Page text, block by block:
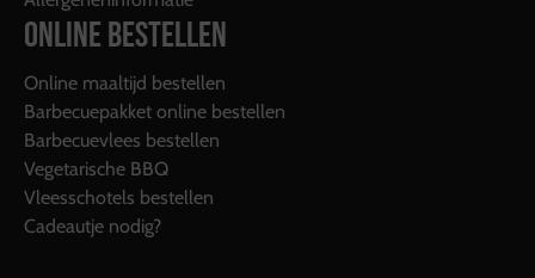
ONLINE BESTELLEN
Online maaltijd bestellen
Barbecuepakket online bestellen
Barbecuevlees bestellen
Vegetarische BBQ
Vleesschotels bestellen
Cadeautje nodig?